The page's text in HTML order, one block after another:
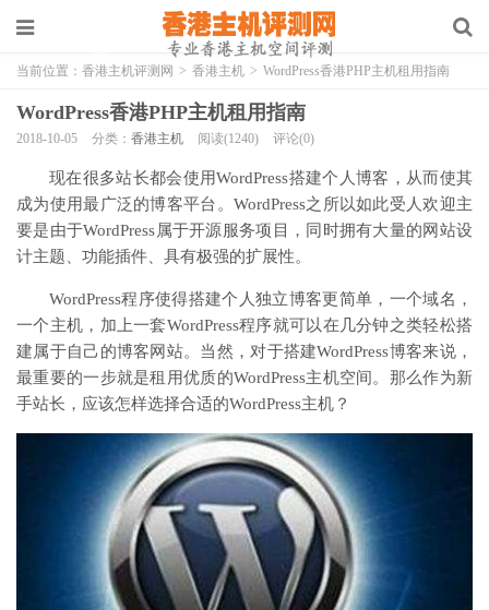
当前位置： 香港主机评测网 > 香港主机 > WordPress香港PHP主机租用指南
WordPress香港PHP主机租用指南
2018-10-05 分类： 香港主机 阅读(1240) 评论(0)
现在很多站长都会使用WordPress搭建个人博客，从而使其
成为使用最广泛的博客平台。WordPress之所以如此受人欢迎主
要是由于WordPress属于开源服务项目，同时拥有大量的网站设
计主题、功能插件、具有极强的扩展性。
WordPress程序使得搭建个人独立博客更简单，一个域名，
一个主机，加上一套WordPress程序就可以在几分钟之类轻松搭
建属于自己的博客网站。当然，对于搭建WordPress博客来说，
最重要的一步就是租用优质的WordPress主机空间。那么作为新
手站长，应该怎样选择合适的WordPress主机？